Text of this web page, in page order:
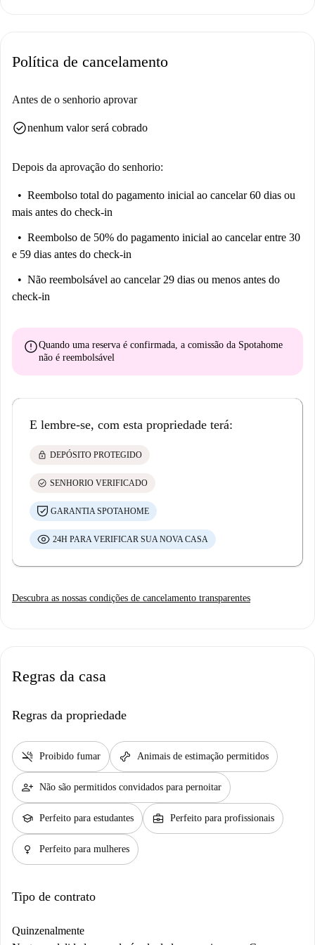
supermercado Delle Vittorie e o Carrefour, que oferecem fácil acesso a
Etilico, Maledetti Toscani e Il Ristorantino, entre outros, garantindo que
Política de cancelamento
Antes de o senhorio aprovar
check_circlenenhum valor será cobrado
Depois da aprovação do senhorio:
Reembolso total do pagamento inicial ao cancelar 60 dias ou
mais antes do check-in
Reembolso de 50% do pagamento inicial ao cancelar entre 30
e 59 dias antes do check-in
Não reembolsável ao cancelar 29 dias ou menos antes do
check-in
errorQuando uma reserva é confirmada, a comissão da Spotahome
não é reembolsável
E lembre-se, com esta propriedade terá:
lock DEPÓSITO PROTEGIDO
check_circle SENHORIO VERIFICADO
GARANTIA SPOTAHOME
24H PARA VERIFICAR SUA NOVA CASA
Descubra as nossas condições de cancelamento transparentes
Regras da casa
Regras da propriedade
smoke_free Proibido fumar pet_supplies Animais de estimação permitidos
person_add Não são permitidos convidados para pernoitar
school Perfeito para estudantes business_center Perfeito para profissionais
female Perfeito para mulheres
Tipo de contrato
Quinzenalmente